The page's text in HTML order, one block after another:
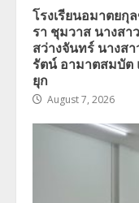
โรงเรียนอมาตย
รา ชุมวาส นางส
สว่างจันทร์ นางส
รัตน์ อามาตสมบัต
ยุก
August 7, 2026